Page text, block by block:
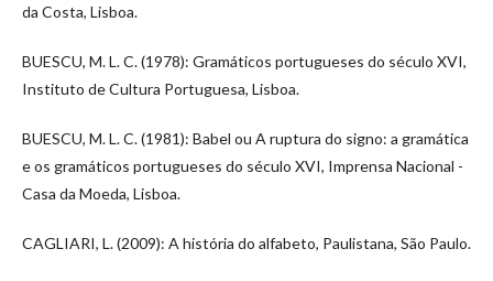
da Costa, Lisboa.
BUESCU, M. L. C. (1978): Gramáticos portugueses do século XVI,
Instituto de Cultura Portuguesa, Lisboa.
BUESCU, M. L. C. (1981): Babel ou A ruptura do signo: a gramática
e os gramáticos portugueses do século XVI, Imprensa Nacional -
Casa da Moeda, Lisboa.
CAGLIARI, L. (2009): A história do alfabeto, Paulistana, São Paulo.